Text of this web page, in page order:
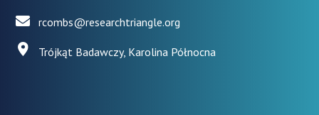
rcombs@researchtriangle.org
Trójkąt Badawczy, Karolina Północna